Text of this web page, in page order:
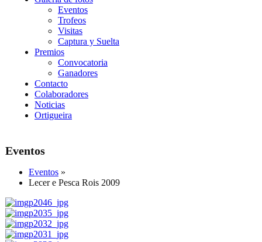
Eventos
Trofeos
Visitas
Captura y Suelta
Premios
Convocatoria
Ganadores
Contacto
Colaboradores
Noticias
Ortigueira
Eventos
Eventos »
Lecer e Pesca Rois 2009